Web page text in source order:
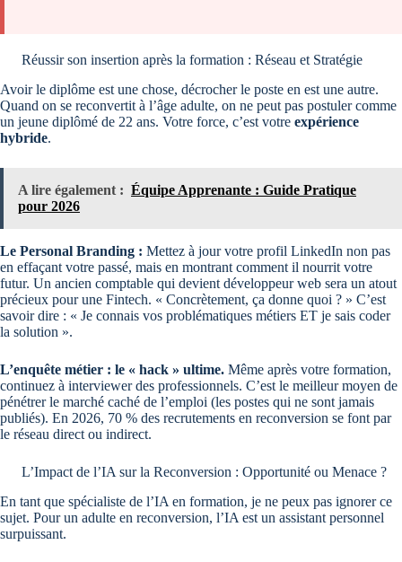
Réussir son insertion après la formation : Réseau et Stratégie
Avoir le diplôme est une chose, décrocher le poste en est une autre.
Quand on se reconvertit à l’âge adulte, on ne peut pas postuler comme
un jeune diplômé de 22 ans. Votre force, c’est votre expérience
hybride.
A lire également : Équipe Apprenante : Guide Pratique
pour 2026
Le Personal Branding : Mettez à jour votre profil LinkedIn non pas
en effaçant votre passé, mais en montrant comment il nourrit votre
futur. Un ancien comptable qui devient développeur web sera un atout
précieux pour une Fintech. « Concrètement, ça donne quoi ? » C’est
savoir dire : « Je connais vos problématiques métiers ET je sais coder
la solution ».
L’enquête métier : le « hack » ultime. Même après votre formation,
continuez à interviewer des professionnels. C’est le meilleur moyen de
pénétrer le marché caché de l’emploi (les postes qui ne sont jamais
publiés). En 2026, 70 % des recrutements en reconversion se font par
le réseau direct ou indirect.
L’Impact de l’IA sur la Reconversion : Opportunité ou Menace ?
En tant que spécialiste de l’IA en formation, je ne peux pas ignorer ce
sujet. Pour un adulte en reconversion, l’IA est un assistant personnel
surpuissant.